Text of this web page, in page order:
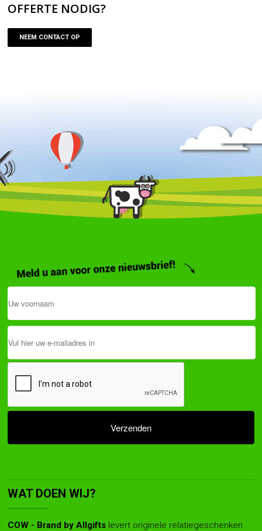
OFFERTE NODIG?
NEEM CONTACT OP
WAT DOEN WIJ?
COW - Brand by Allgifts levert originele relatiegeschenken